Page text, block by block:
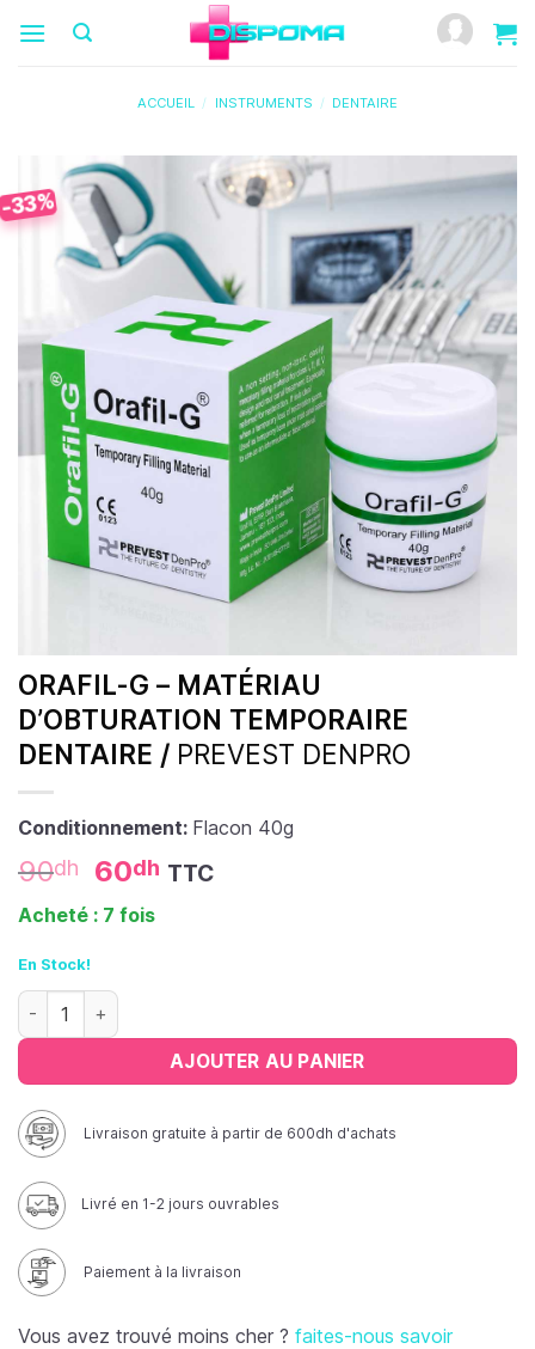
ACCUEIL / INSTRUMENTS / DENTAIRE
-33%
ORAFIL-G – MATÉRIAU
D’OBTURATION TEMPORAIRE
DENTAIRE / PREVEST DENPRO
Conditionnement: Flacon 40g
90dh 60dh TTC
Acheté : 7 fois
En Stock!
quantité de Orafil-G – Matériau d’obturation temporaire
AJOUTER AU PANIER
Livraison gratuite à partir de 600dh d'achats
Livré en 1-2 jours ouvrables
Paiement à la livraison
Vous avez trouvé moins cher ? faites-nous savoir